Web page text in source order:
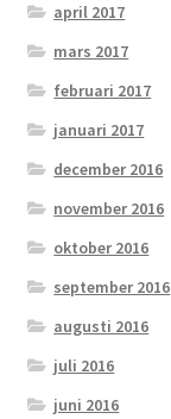
april 2017
mars 2017
februari 2017
januari 2017
december 2016
november 2016
oktober 2016
september 2016
augusti 2016
juli 2016
juni 2016